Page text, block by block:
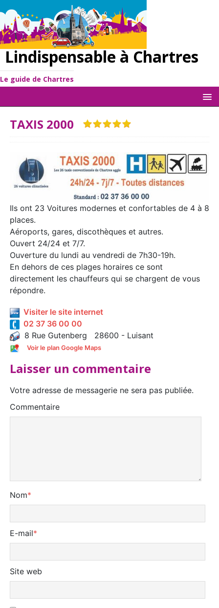
Lindispensable à Chartres
Le guide de Chartres
TAXIS 2000
Ils ont 23 Voitures modernes et confortables de 4 à 8
places.
Aéroports, gares, discothèques et autres.
Ouvert 24/24 et 7/7.
Ouverture du lundi au vendredi de 7h30-19h.
En dehors de ces plages horaires ce sont
directement les chauffeurs qui se chargent de vous
répondre.
Visiter le site internet
02 37 36 00 00
8 Rue Gutenberg 28600 - Luisant
Voir le plan Google Maps
Laisser un commentaire
Votre adresse de messagerie ne sera pas publiée.
Commentaire
Nom*
E-mail*
Site web